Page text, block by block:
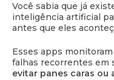
Você sabia que já
inteligência artificial
antes que eles
Esses apps
falhas recorrentes em
evitar panes caras ou